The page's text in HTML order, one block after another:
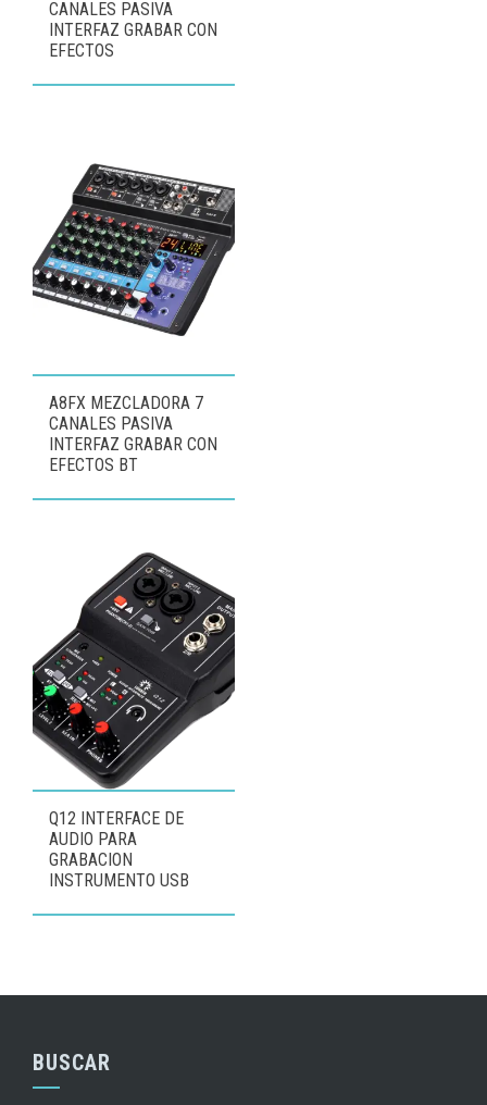
CANALES PASIVA
INTERFAZ GRABAR CON
EFECTOS
A8FX MEZCLADORA 7
CANALES PASIVA
INTERFAZ GRABAR CON
EFECTOS BT
Q12 INTERFACE DE
AUDIO PARA
GRABACION
INSTRUMENTO USB
BUSCAR